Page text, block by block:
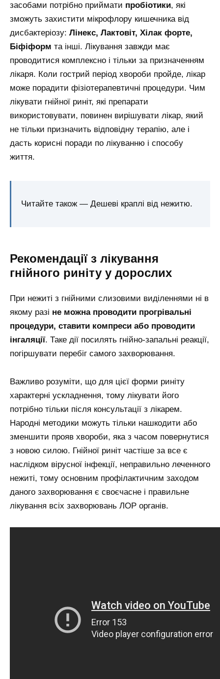
засобами потрібно приймати пробіотики, які
зможуть захистити мікрофлору кишечника від
дисбактеріозу: Лінекс, Лактовіт, Хілак форте,
Біфіформ та інші. Лікування завжди має
проводитися комплексно і тільки за призначенням
лікаря. Коли гострий період хвороби пройде, лікар
може порадити фізіотерапевтичні процедури. Чим
лікувати гнійної риніт, які препарати
використовувати, повинен вирішувати лікар, який
не тільки призначить відповідну терапію, але і
дасть корисні поради по лікуванню і способу
життя.
Читайте також — Дешеві краплі від нежитю.
Рекомендації з лікування
гнійного риніту у дорослих
При нежиті з гнійними слизовими виділеннями ні в
якому разі не можна проводити прогрівальні
процедури, ставити компреси або проводити
інгаляції. Таке дії посилять гнійно-запальні реакції,
погіршувати перебіг самого захворювання.
Важливо розуміти, що для цієї форми риніту
характерні ускладнення, тому лікувати його
потрібно тільки після консультації з лікарем.
Народні методики можуть тільки нашкодити або
зменшити прояв хвороби, яка з часом повернутися
з новою силою. Гнійної риніт частіше за все є
наслідком вірусної інфекції, неправильно леченного
нежиті, тому основним профілактичним заходом
даного захворювання є своєчасне і правильне
лікування всіх захворювань ЛОР органів.